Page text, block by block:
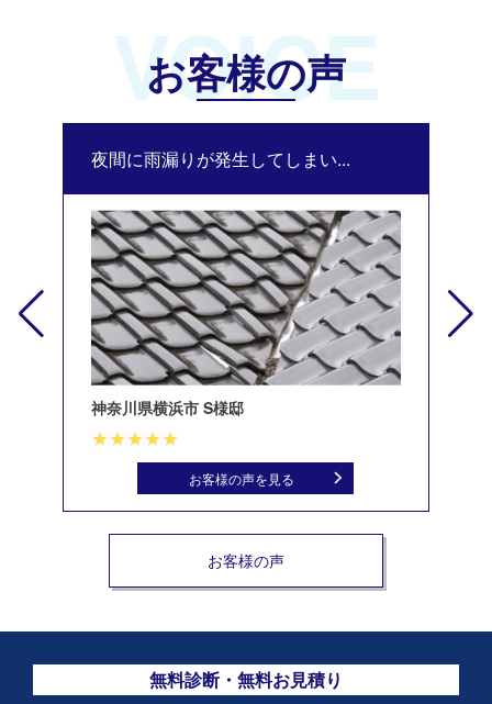
VOICE
お客様の声
夜間に雨漏りが発生してしまい...
神奈川県横浜市 S様邸
お客様の声を見る
お客様の声
無料診断・無料お見積り